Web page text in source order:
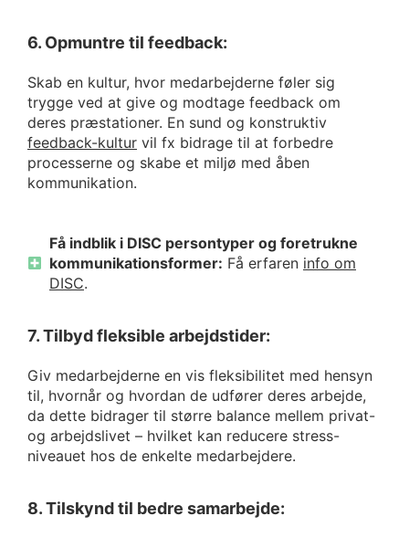
6. Opmuntre til feedback:
Skab en kultur, hvor medarbejderne føler sig
trygge ved at give og modtage feedback om
deres præstationer. En sund og konstruktiv
feedback-kultur vil fx bidrage til at forbedre
processerne og skabe et miljø med åben
kommunikation.
Få indblik i DISC persontyper og foretrukne
kommunikationsformer: Få erfaren info om
DISC.
7. Tilbyd fleksible arbejdstider:
Giv medarbejderne en vis fleksibilitet med hensyn
til, hvornår og hvordan de udfører deres arbejde,
da dette bidrager til større balance mellem privat-
og arbejdslivet – hvilket kan reducere stress-
niveauet hos de enkelte medarbejdere.
8. Tilskynd til bedre samarbejde: